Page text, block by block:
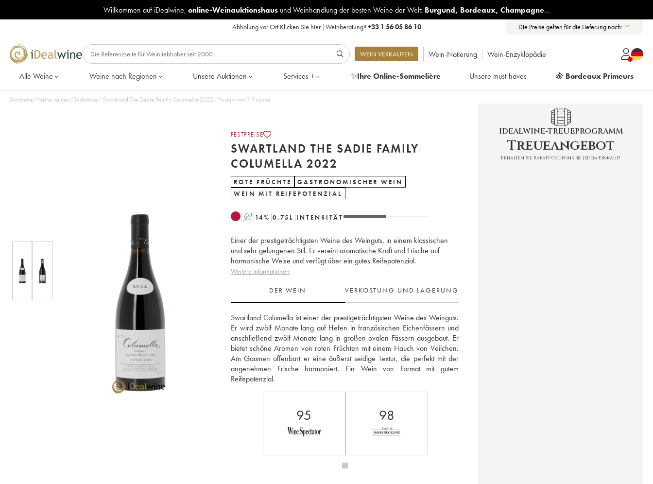
Willkommen auf iDealwine, online-Weinauktionshausund Weinhandlung der besten Weine der Welt: Burgund, Bordeaux, Champagne...
Abholung vor Ort Klicken Sie hier|Weinberatung?+33 1 56 05 86 10 Die Preise gelten für die Lieferung nach:
WEIN VERKAUFEN Wein-Notierung Wein-Enzyklopädie
Alle Weine Weine nach Regionen Unsere Auktionen Services + ✨Ihre Online-Sommelière Unsere must-haves 🍇 Bordeaux Primeurs
Startseite/Weine kaufen/Südafrika/ Swartland The Sadie Family Columella 2022 - Posten von 1 Flasche
FESTPREISE
SWARTLAND THE SADIE FAMILY
COLUMELLA 2022
ROTE FRÜCHTE
GASTRONOMISCHER WEIN
WEIN MIT REIFEPOTENZIAL
A 14% 0.75 L INTENSITÄT
Einer der prestigeträchtigsten Weine des Weinguts, in einem klassischen
und sehr gelungenen Stil. Er vereint aromatische Kraft und Frische auf
harmonische Weise und verfügt über ein gutes Reifepotenzial.
Weitere Informationen
DER WEIN VERKOSTUNG UND LAGERUNG
Swartland Columella ist einer der prestigeträchtigsten Weine des Weinguts.
Er wird zwölf Monate lang auf Hefen in französischen Eichenfässern und
anschließend zwölf Monate lang in großen ovalen Fässern ausgebaut. Er
bietet schöne Aromen von roten Früchten mit einem Hauch von Veilchen.
Am Gaumen offenbart er eine äußerst seidige Textur, die perfekt mit der
angenehmen Frische harmoniert. Ein Wein von Format mit gutem
Reifepotenzial.
95 98
IDEALWINE-TREUEPROGRAMM
Treueangebot
Erhalten Sie Rabatt-Coupons bei jedem Einkauf!